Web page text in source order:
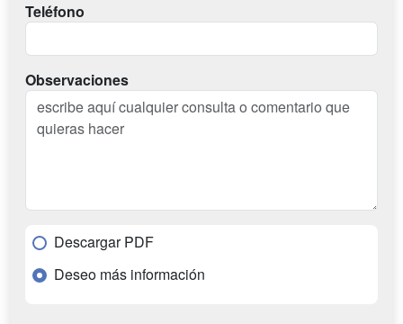
Teléfono
Observaciones
Descargar PDF
Deseo más información